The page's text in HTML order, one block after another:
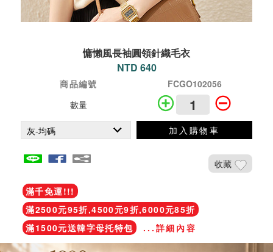
慵懶風長袖圓領針織毛衣
NTD 640
商品編號
FCGO102056
數量
加入購物車
收藏
滿千免運!!!
滿2500元95折,4500元9折,6000元85折
滿1500元送韓字母托特包
...詳細內容